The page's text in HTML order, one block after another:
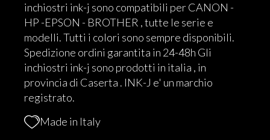
inchiostri ink-j sono compatibili per CANON -
HP -EPSON - BROTHER , tutte le serie e
modelli. Tutti i colori sono sempre disponibili.
Spedizione ordini garantita in 24-48h Gli
inchiostri ink-j sono prodotti in italia , in
provincia di Caserta . INK-J e' un marchio
registrato.
Made in Italy